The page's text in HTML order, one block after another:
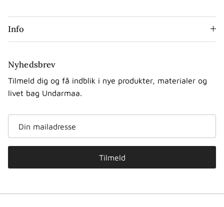
Info
Nyhedsbrev
Tilmeld dig og få indblik i nye produkter, materialer og
livet bag Undarmaa.
Tilmeld